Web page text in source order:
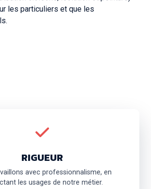
les particuliers et que les
RIGUEUR
avec professionnalisme, en
les usages de notre métier.